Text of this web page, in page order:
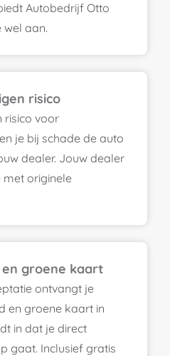
Autobedrijf Otto
wel aan.
risico
risico voor
je bij schade de auto
dealer. Jouw dealer
met originele
groene kaart
ontvangt je
en groene kaart in
in dat je direct
gaat. Inclusief gratis